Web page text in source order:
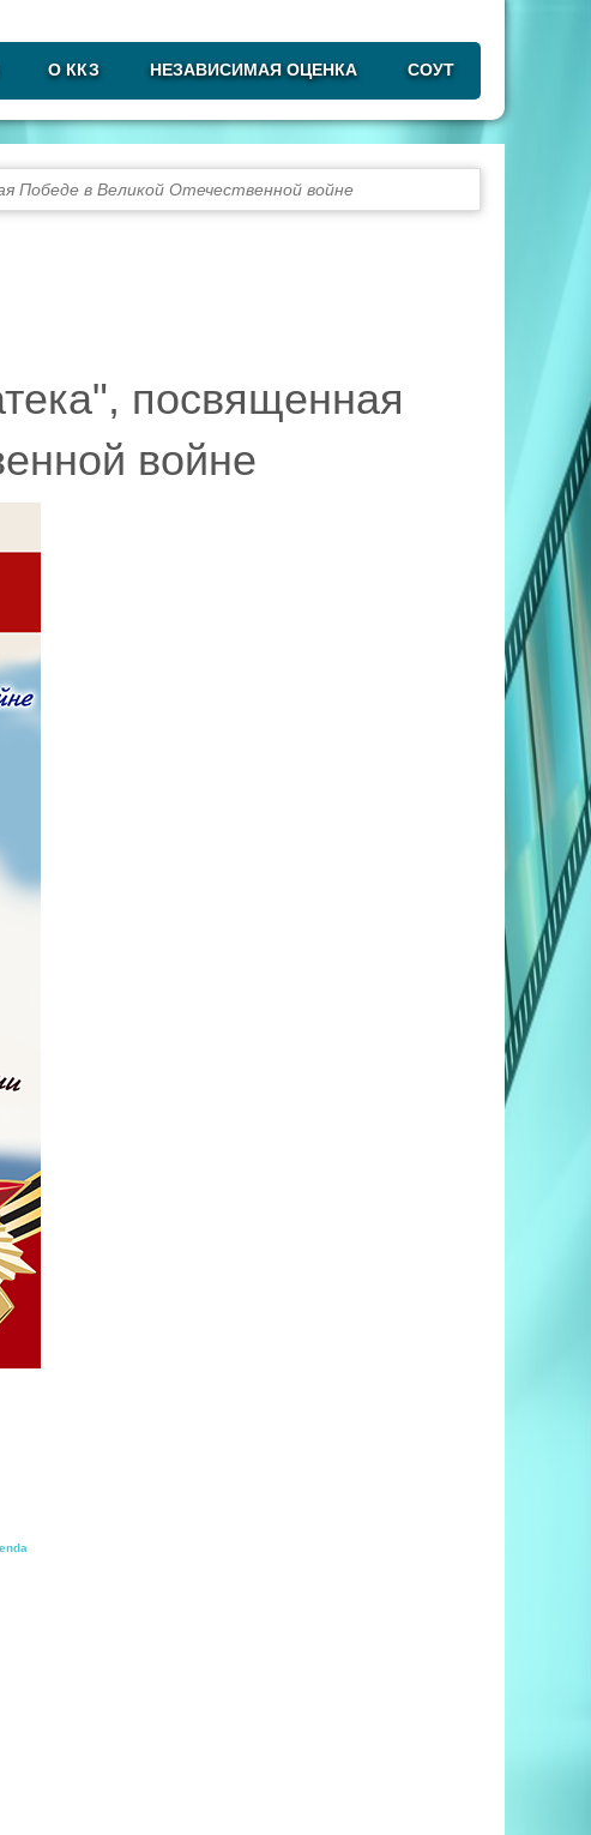
О ККЗ НЕЗАВИСИМАЯ ОЦЕНКА СОУТ
Победе в Великой Отечественной войне
посвященная
войне